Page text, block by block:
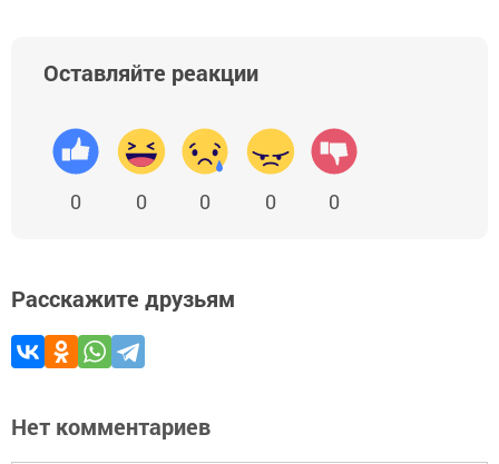
Оставляйте реакции
0 0 0 0 0
Расскажите друзьям
Нет комментариев